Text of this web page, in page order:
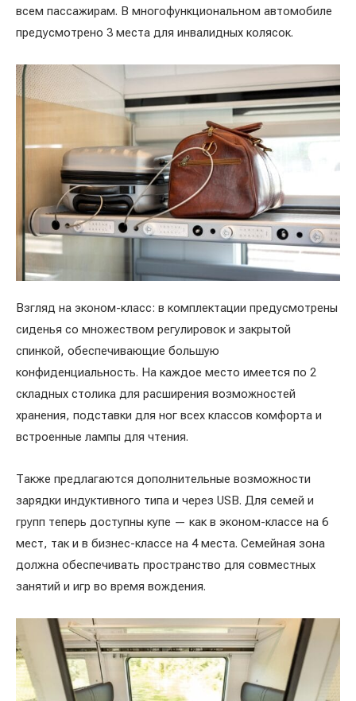
всем пассажирам. В многофункциональном автомобиле
предусмотрено 3 места для инвалидных колясок.
Взгляд на эконом-класс: в комплектации предусмотрены
сиденья со множеством регулировок и закрытой
спинкой, обеспечивающие большую
конфиденциальность. На каждое место имеется по 2
складных столика для расширения возможностей
хранения, подставки для ног всех классов комфорта и
встроенные лампы для чтения.
Также предлагаются дополнительные возможности
зарядки индуктивного типа и через USB. Для семей и
групп теперь доступны купе — как в эконом-классе на 6
мест, так и в бизнес-классе на 4 места. Семейная зона
должна обеспечивать пространство для совместных
занятий и игр во время вождения.